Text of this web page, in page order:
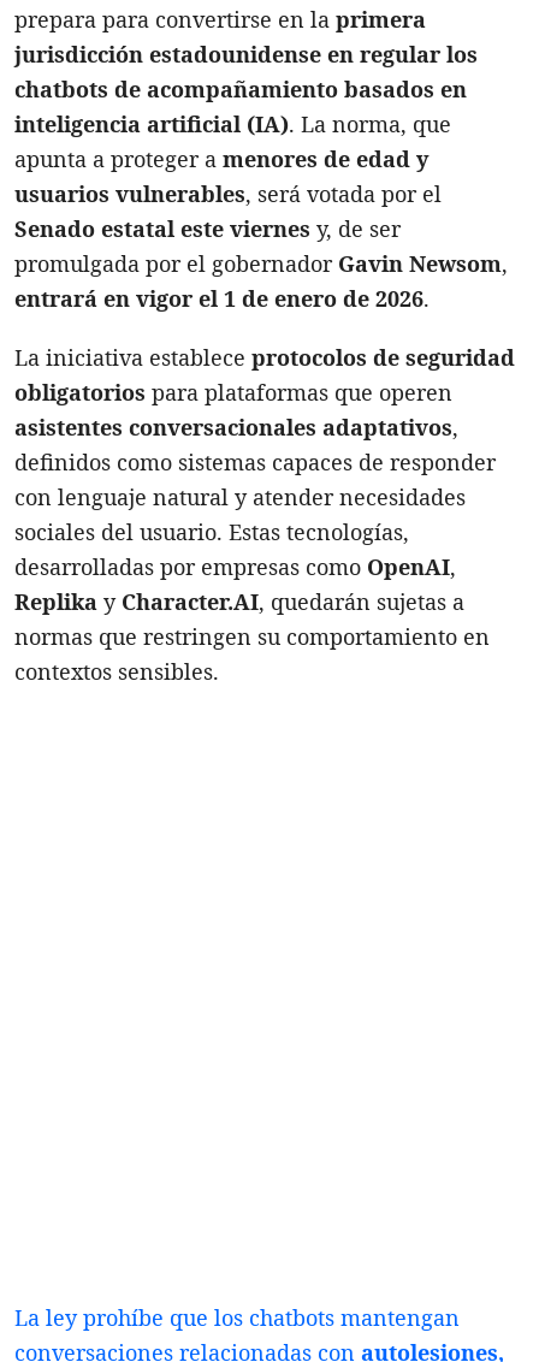
prepara para convertirse en la primera
jurisdicción estadounidense en regular los
chatbots de acompañamiento basados en
inteligencia artificial (IA). La norma, que
apunta a proteger a menores de edad y
usuarios vulnerables, será votada por el
Senado estatal este viernes y, de ser
promulgada por el gobernador Gavin Newsom,
entrará en vigor el 1 de enero de 2026.
La iniciativa establece protocolos de seguridad
obligatorios para plataformas que operen
asistentes conversacionales adaptativos,
definidos como sistemas capaces de responder
con lenguaje natural y atender necesidades
sociales del usuario. Estas tecnologías,
desarrolladas por empresas como OpenAI,
Replika y Character.AI, quedarán sujetas a
normas que restringen su comportamiento en
contextos sensibles.
La ley prohíbe que los chatbots mantengan
conversaciones relacionadas con autolesiones,